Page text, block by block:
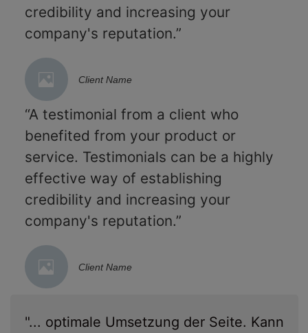
credibility and increasing your
company's reputation.”
Client Name
“A testimonial from a client who
benefited from your product or
service. Testimonials can be a highly
effective way of establishing
credibility and increasing your
company's reputation.”
Client Name
"... optimale Umsetzung der Seite. Kann